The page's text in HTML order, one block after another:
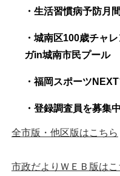
・生活習慣病予防月
・城南区100歳チャ
ガin城南市民プール
・福岡スポーツ
・登録調査員を募集
全市版・他区版はこちら
市政だよりＷＥＢ版はこ